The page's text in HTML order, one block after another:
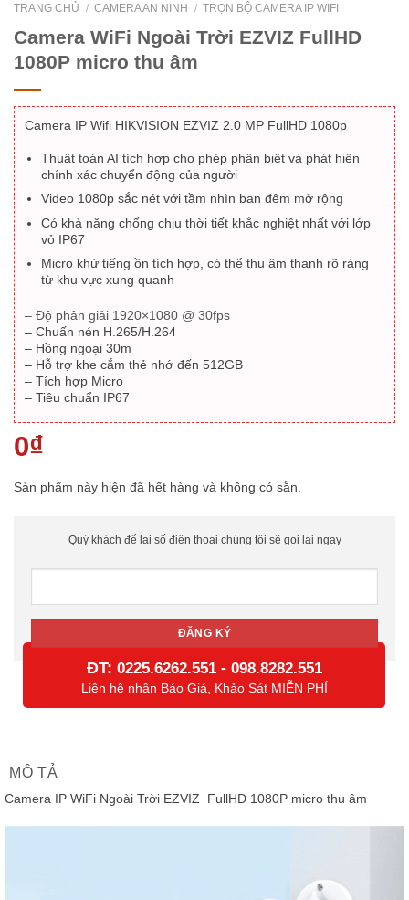
TRANG CHỦ / CAMERA AN NINH / TRỌN BỘ CAMERA IP WIFI
Camera WiFi Ngoài Trời EZVIZ FullHD
1080P micro thu âm
Camera IP Wifi HIKVISION EZVIZ 2.0 MP FullHD 1080p
Thuật toán AI tích hợp cho phép phân biệt và phát hiện
chính xác chuyển động của người
Video 1080p sắc nét với tầm nhìn ban đêm mở rộng
Có khả năng chống chịu thời tiết khắc nghiệt nhất với lớp
vỏ IP67
Micro khử tiếng ồn tích hợp, có thể thu âm thanh rõ ràng
từ khu vực xung quanh
– Độ phân giải 1920×1080 @ 30fps
– Chuấn nén H.265/H.264
– Hồng ngoại 30m
– Hỗ trợ khe cắm thẻ nhớ đến 512GB
– Tích hợp Micro
– Tiêu chuẩn IP67
0₫
0₫
Sản phẩm này hiện đã hết hàng và không có sẵn.
Quý khách để lại số điện thoại chúng tôi sẽ gọi lại ngay
ĐT: 0225.6262.551 - 098.8282.551
Liên hệ nhận Báo Giá, Khảo Sát MIỄN PHÍ
MÔ TẢ
Camera IP WiFi Ngoài Trời EZVIZ FullHD 1080P micro thu âm